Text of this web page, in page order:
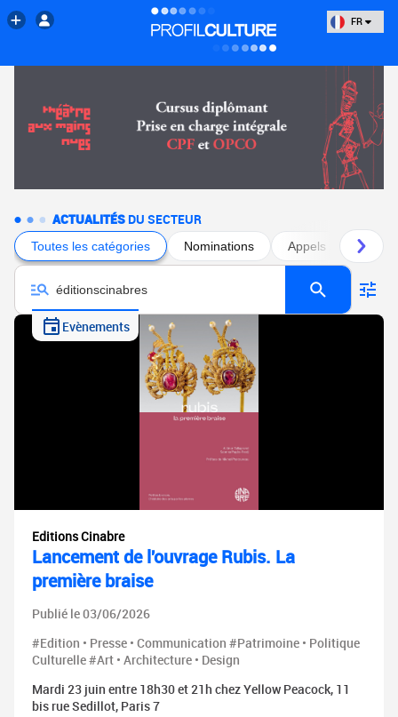
FR
ACTUALITÉS DU SECTEUR
Toutes les catégories Nominations Appels à projets
Evènements
Editions Cinabre
Lancement de l'ouvrage Rubis. La
première braise
Publié le 03/06/2026
#Edition • Presse • Communication #Patrimoine • Politique
Culturelle #Art • Architecture • Design
Mardi 23 juin entre 18h30 et 21h chez Yellow Peacock, 11
bis rue Sedillot, Paris 7